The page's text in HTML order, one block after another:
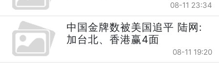
08-11 23:34
中国金牌数被美国追平 陆网:
加台北、香港赢4面
08-11 19:20